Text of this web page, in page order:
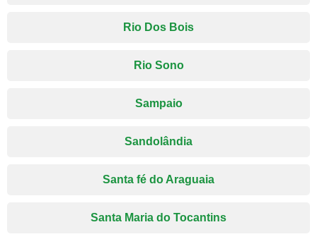
Rio Dos Bois
Rio Sono
Sampaio
Sandolândia
Santa fé do Araguaia
Santa Maria do Tocantins